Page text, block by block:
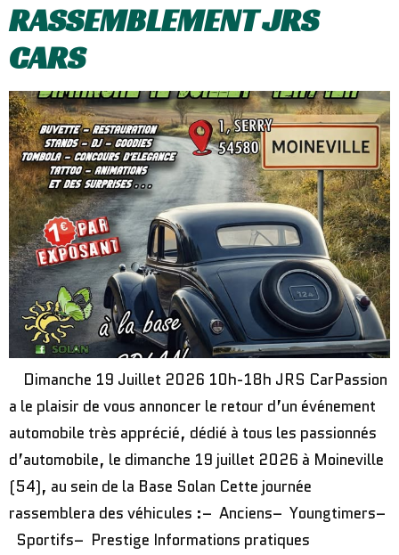
RASSEMBLEMENT JRS
CARS
Dimanche 19 Juillet 2026 10h-18h JRS CarPassion
a le plaisir de vous annoncer le retour d’un événement
automobile très apprécié, dédié à tous les passionnés
d’automobile, le dimanche 19 juillet 2026 à Moineville
(54), au sein de la Base Solan Cette journée
rassemblera des véhicules :– Anciens– Youngtimers–
Sportifs– Prestige Informations pratiques